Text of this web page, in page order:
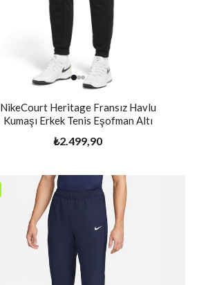
NikeCourt Heritage Fransız Havlu
Kumaşı Erkek Tenis Eşofman Altı
₺2.499,90